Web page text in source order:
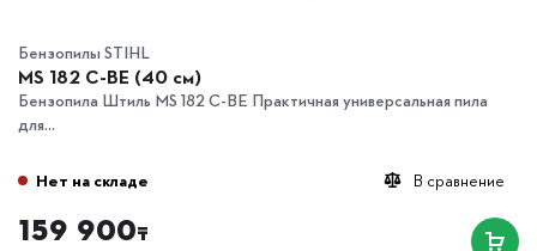
Бензопилы STIHL
MS 182 C-BE (40 см)
Бензопила Штиль МS 182 C-BE Практичная универсальная пила
для...
В сравнение
Нет на складе
159 900₸